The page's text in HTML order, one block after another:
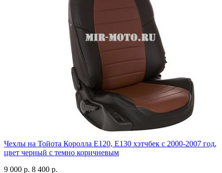
Чехлы на Тойота Королла Е120, Е130 хэтчбек с 2000-2007 год,
цвет черный с темно коричневым
9 000 р. 8 400 р.